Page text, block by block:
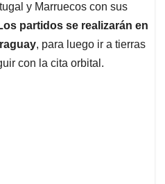
y Marruecos con sus
partidos se realizarán en
, para luego ir a tierras
con la cita orbital.